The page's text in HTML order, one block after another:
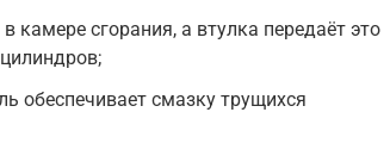
камере сгорания, а втулка передаёт это
обеспечивает смазку трущихся